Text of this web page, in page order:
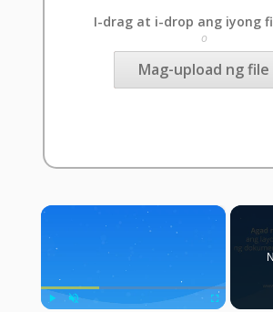
I-drag at i-drop ang iyong
o
Mag-upload ng file
×